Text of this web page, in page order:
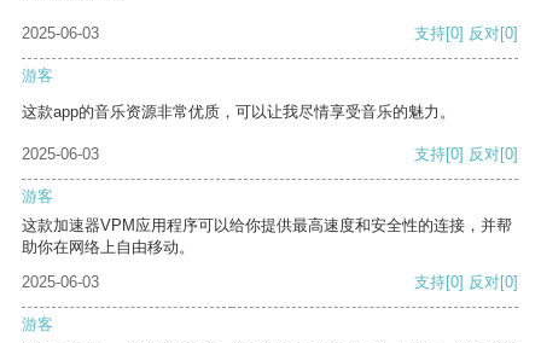
2025-06-03 支持[0] 反对[0]
游客
这款app的音乐资源非常优质，可以让我尽情享受音乐的魅力。
2025-06-03 支持[0] 反对[0]
游客
这款加速器VPM应用程序可以给你提供最高速度和安全性的连接，并帮
助你在网络上自由移动。
2025-06-03
支持[0] 反对[0]
游客